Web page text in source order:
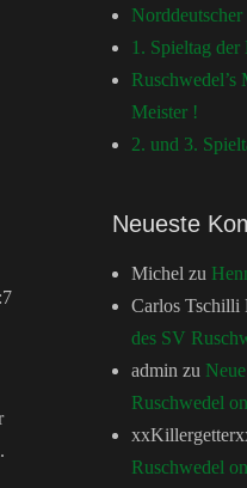
1. Spieltag der
Meister !
2. und 3.
Neueste
Michel zu
Carlos Tschilli
des SV
admin zu
Ruschwedel
Ruschwedel